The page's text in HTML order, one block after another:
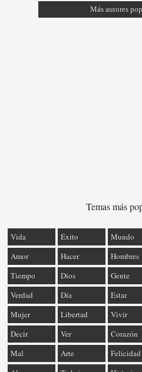
Más autores
Temas más
Vida Éxito Mundo
Amor
Hacer Hombres
Tiempo
Dios Gente
Verdad
Día Estar
Mujer
Libertad Vivir
Decir
Ver Corazón
Mal
Arte Felicidad